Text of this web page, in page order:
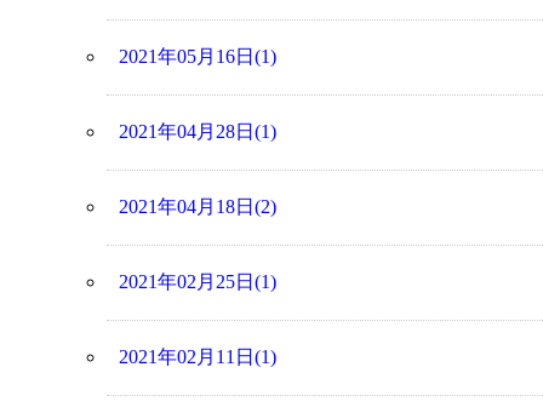
2021年05月16日(1)
2021年04月28日(1)
2021年04月18日(2)
2021年02月25日(1)
2021年02月11日(1)